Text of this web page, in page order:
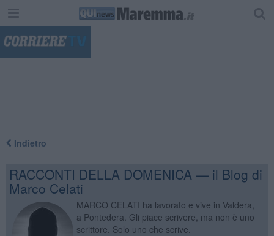
Indietro
RACCONTI DELLA DOMENICA — il Blog di
Marco Celati
MARCO CELATI ha lavorato e vive in Valdera,
a Pontedera. Gli piace scrivere, ma non è uno
scrittore. Solo uno che scrive.